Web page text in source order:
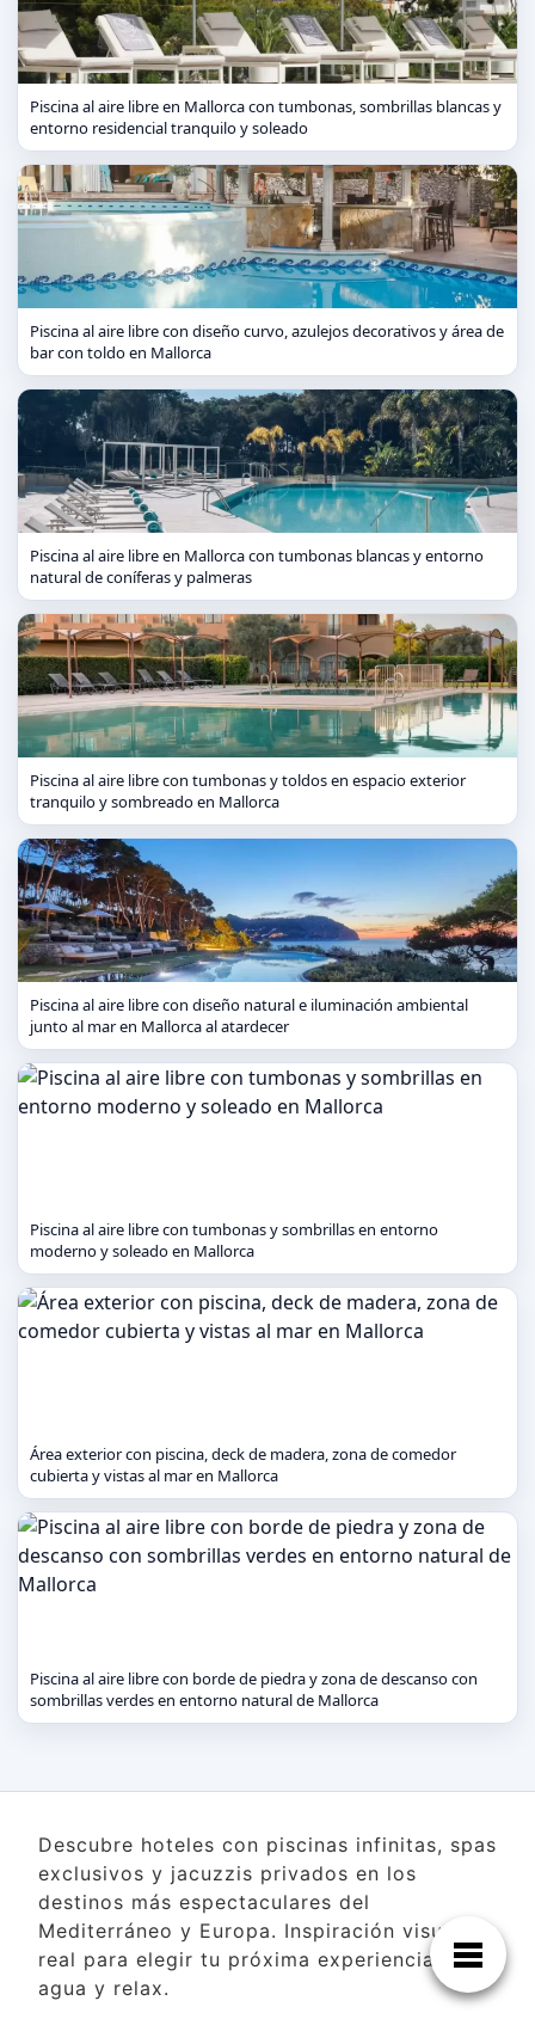
Piscina al aire libre en Mallorca con tumbonas, sombrillas blancas y
entorno residencial tranquilo y soleado
Piscina al aire libre con diseño curvo, azulejos decorativos y área de
bar con toldo en Mallorca
Piscina al aire libre en Mallorca con tumbonas blancas y entorno
natural de coníferas y palmeras
Piscina al aire libre con tumbonas y toldos en espacio exterior
tranquilo y sombreado en Mallorca
Piscina al aire libre con diseño natural e iluminación ambiental
junto al mar en Mallorca al atardecer
Piscina al aire libre con tumbonas y sombrillas en entorno
moderno y soleado en Mallorca
Área exterior con piscina, deck de madera, zona de comedor
cubierta y vistas al mar en Mallorca
Piscina al aire libre con borde de piedra y zona de descanso con
sombrillas verdes en entorno natural de Mallorca
Descubre hoteles con piscinas infinitas, spas
exclusivos y jacuzzis privados en los
destinos más espectaculares del
Mediterráneo y Europa. Inspiración visual
real para elegir tu próxima experiencia de
agua y relax.